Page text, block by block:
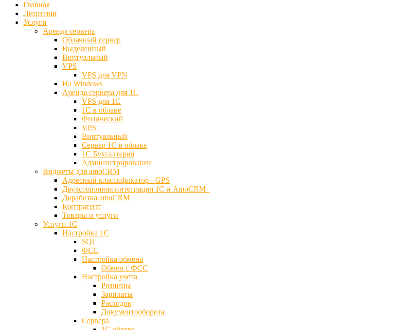
Главная
Лицензии
Услуги
Аренда сервера
Облачный сервер
Выделенный
Виртуальный
VPS
VPS для VPN
На Windows
Аренда сервера для 1С
VPS для 1С
1С в облаке
Физический
VPS
Виртуальный
Сервер 1С в облаке
1С Бухгалтерия
Администрирование
Виджеты для amoCRM
Адресный классификатор +GPS
Двухсторонняя интеграция 1С и AmoCRM
Доработка amoCRM
Контрагент
Товары и услуги
Услуги 1С
Настройка 1С
SQL
ФСС
Настройка обмена
Обмен с ФСС
Настройка учета
Розницы
Зарплаты
Расходов
Документооборота
Сервера